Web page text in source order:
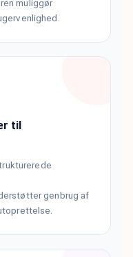
muliggør
til
genbrug af